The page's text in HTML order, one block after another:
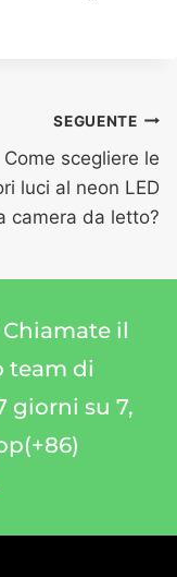
SEGUENTE
Come scegliere le
luci al neon LED
camera da letto?
il
team di
giorni su 7,